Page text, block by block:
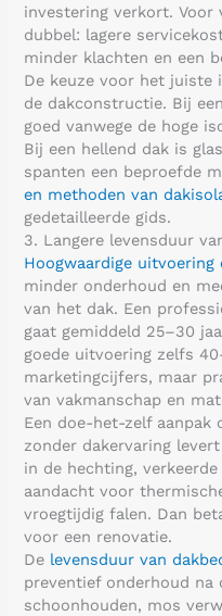
investering verkort.
dubbel: lagere
minder klachten en een
De keuze voor het juiste
de dakconstructie. Bij
goed vanwege de hoge
Bij een hellend dak is
spanten een beproefde
en methoden van
gedetailleerde gids.
3. Langere levensduur
Hoogwaardige uitvoering
minder onderhoud en
van het dak. Een
gaat gemiddeld 25–30
goede uitvoering zelfs
marketingcijfers, maar
van vakmanschap en
Een doe-het-zelf aanpak
zonder dakervaring
in de hechting,
aandacht voor
vroegtijdig falen. Dan
voor een renovatie.
De levensduur van
preventief onderhoud na
schoonhouden, mos